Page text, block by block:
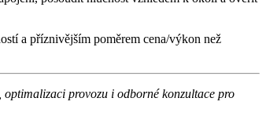
a příznivějším poměrem cena/výkon než
provozu i odborné konzultace pro